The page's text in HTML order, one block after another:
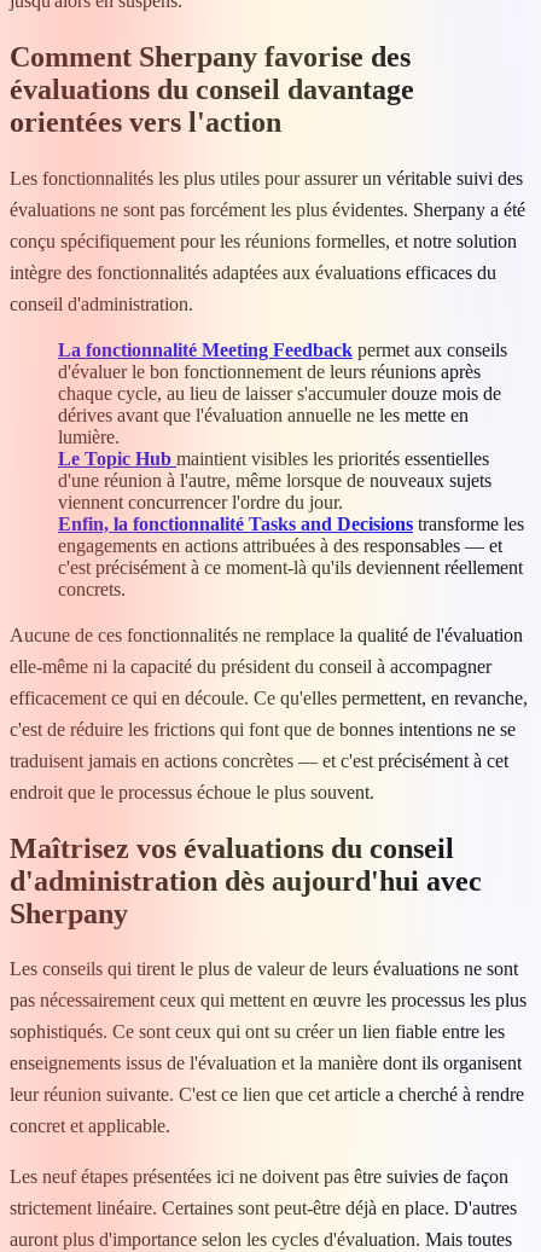
Comment Sherpany favorise des
évaluations du conseil davantage
orientées vers l'action
Les fonctionnalités les plus utiles pour assurer un véritable suivi des
évaluations ne sont pas forcément les plus évidentes. Sherpany a été
conçu spécifiquement pour les réunions formelles, et notre solution
intègre des fonctionnalités adaptées aux évaluations efficaces du
conseil d'administration.
La fonctionnalité Meeting Feedback permet aux conseils
d'évaluer le bon fonctionnement de leurs réunions après
chaque cycle, au lieu de laisser s'accumuler douze mois de
dérives avant que l'évaluation annuelle ne les mette en
lumière.
Le Topic Hub maintient visibles les priorités essentielles
d'une réunion à l'autre, même lorsque de nouveaux sujets
viennent concurrencer l'ordre du jour.
Enfin, la fonctionnalité Tasks and Decisions transforme les
engagements en actions attribuées à des responsables — et
c'est précisément à ce moment-là qu'ils deviennent réellement
concrets.
Aucune de ces fonctionnalités ne remplace la qualité de l'évaluation
elle-même ni la capacité du président du conseil à accompagner
efficacement ce qui en découle. Ce qu'elles permettent, en revanche,
c'est de réduire les frictions qui font que de bonnes intentions ne se
traduisent jamais en actions concrètes — et c'est précisément à cet
endroit que le processus échoue le plus souvent.
Maîtrisez vos évaluations du conseil
d'administration dès aujourd'hui avec
Sherpany
Les conseils qui tirent le plus de valeur de leurs évaluations ne sont
pas nécessairement ceux qui mettent en œuvre les processus les plus
sophistiqués. Ce sont ceux qui ont su créer un lien fiable entre les
enseignements issus de l'évaluation et la manière dont ils organisent
leur réunion suivante. C'est ce lien que cet article a cherché à rendre
concret et applicable.
Les neuf étapes présentées ici ne doivent pas être suivies de façon
strictement linéaire. Certaines sont peut-être déjà en place. D'autres
auront plus d'importance selon les cycles d'évaluation. Mais toutes